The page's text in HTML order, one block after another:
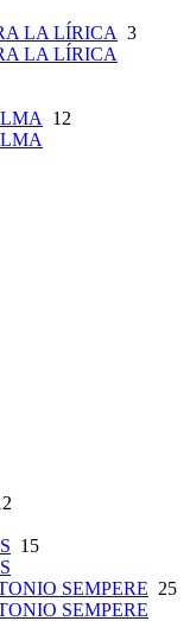
LA LÍRICA 3
LA LÍRICA
12
15
SEMPERE 25
SEMPERE